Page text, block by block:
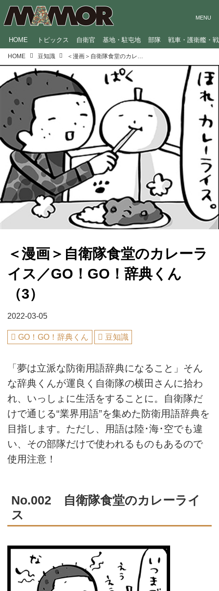
HOME トピックス 自衛官 基地・駐屯地 部隊 戦車・護衛艦・
HOME 豆知識
＜漫画＞自衛隊食堂のカレーラ
イス／GO！GO！辞典くん
（3）
2022-03-05
GO！GO！辞典くん 豆知識
「夢は立派な防衛用語辞典になること」そん
な辞典くんが運良く自衛隊の横田さんに拾わ
れ、いっしょに生活をすることに。自衛隊だ
けで通じる“業界用語”を集めた防衛用語辞典を
目指します。ただし、用語は陸･海･空でも違
い、その部隊だけで使われるものもあるので
使用注意！
No.002 自衛隊食堂のカレーライ
ス